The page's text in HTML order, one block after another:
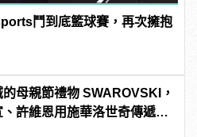
鬥到底籃球賽，再次擁抱
的母親節禮物 SWAROVSKI，
、許維恩用施華洛世奇傳遞真